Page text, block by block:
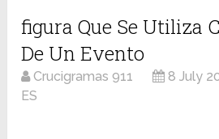
figura Que Se Utiliza
De Un Evento
Crucigramas 911 8 July
ES